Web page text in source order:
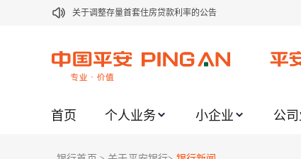
关于修订《平安银行平安金积存业务协议书（个人）》的公告
关于2021年劳动节期间代理贵金属业务风险提示的通知
关于加强代理贵金属业务风险防范的提示
首页 个人业务 小企业 公